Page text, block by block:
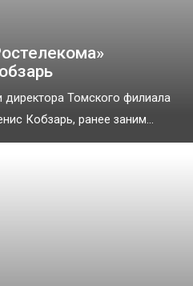
Томского филиала
Кобзарь, ранее заним...